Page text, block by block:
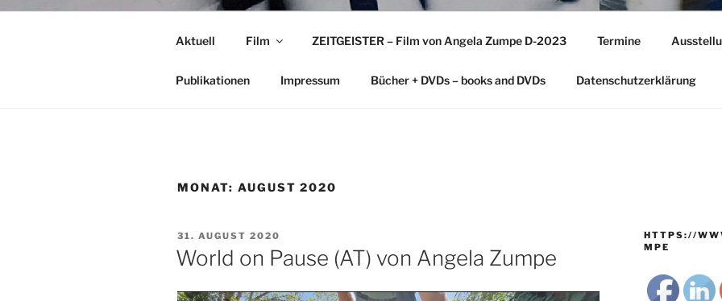
Aktuell Film ZEITGEISTER – Film von Angela Zumpe D-2023 Termine
Publikationen Impressum Bücher + DVDs – books and DVDs Datenschutzerklärung
MONAT: AUGUST 2020
VERÖFFENTLICHT
AM
31. AUGUST 2020
World on Pause (AT) von Angela Zumpe
HTTPS://
MPE